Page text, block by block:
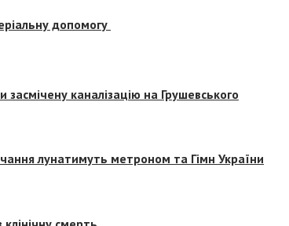
допомогу
каналізацію на Грушевського
лунатимуть метроном та Гімн України